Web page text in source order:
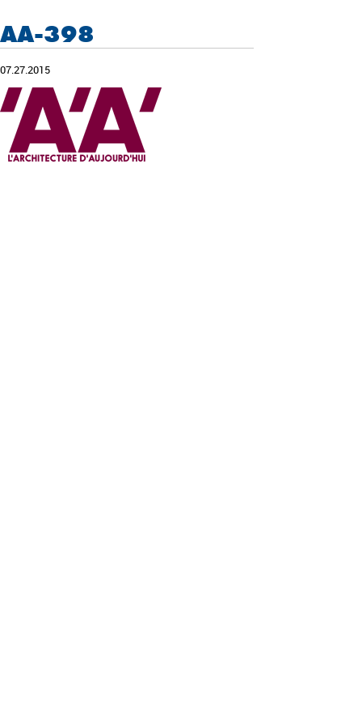
AA-398
07.27.2015